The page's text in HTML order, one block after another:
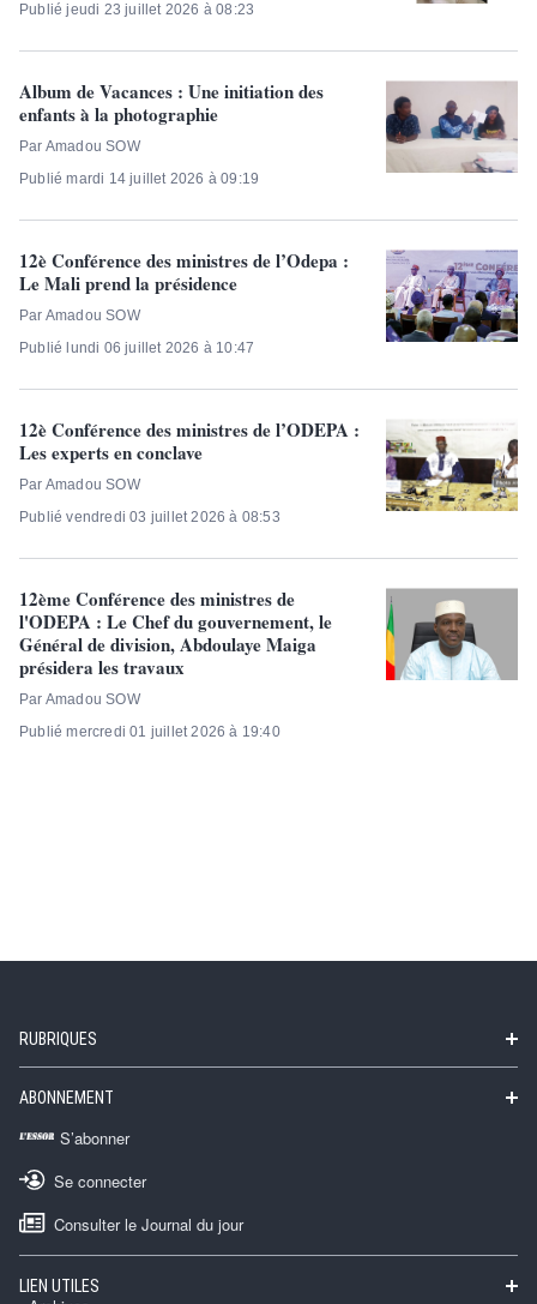
Publié jeudi 23 juillet 2026 à 08:23
Album de Vacances : Une initiation des
enfants à la photographie
Par Amadou SOW
Publié mardi 14 juillet 2026 à 09:19
12è Conférence des ministres de l’Odepa :
Le Mali prend la présidence
Par Amadou SOW
Publié lundi 06 juillet 2026 à 10:47
12è Conférence des ministres de l’ODEPA :
Les experts en conclave
Par Amadou SOW
Publié vendredi 03 juillet 2026 à 08:53
12ème Conférence des ministres de
l'ODEPA : Le Chef du gouvernement, le
Général de division, Abdoulaye Maiga
présidera les travaux
Par Amadou SOW
Publié mercredi 01 juillet 2026 à 19:40
RUBRIQUES
ABONNEMENT
S’abonner
Se connecter
Consulter le Journal du jour
LIEN UTILES